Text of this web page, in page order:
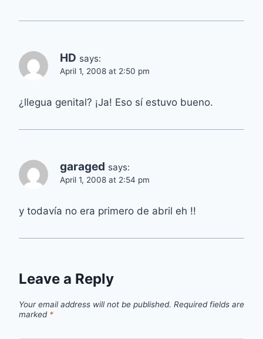
HD says:
April 1, 2008 at 2:50 pm
¿llegua genital? ¡Ja! Eso sí estuvo bueno.
garaged says:
April 1, 2008 at 2:54 pm
y todavía no era primero de abril eh !!
Leave a Reply
Your email address will not be published. Required fields are
marked *